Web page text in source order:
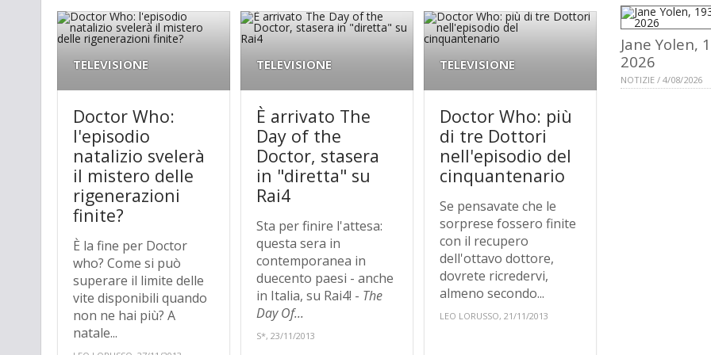
TELEVISIONE
Doctor Who:
l'episodio
natalizio svelerà
il mistero delle
rigenerazioni
finite?
È la fine per Doctor
who? Come si può
superare il limite delle
vite disponibili quando
non ne hai più? A
natale...
TELEVISIONE
È arrivato The
Day of the
Doctor, stasera
in "diretta" su
Rai4
Sta per finire l'attesa:
questa sera in
contemporanea in
duecento paesi - anche
in Italia, su Rai4! - The
Day Of...
S*, 23/11/2013
TELEVISIONE
Doctor Who: più
di tre Dottori
nell'episodio del
cinquantenario
Se pensavate che le
sorprese fossero finite
con il recupero
dell'ottavo dottore,
dovrete ricredervi,
almeno secondo...
LEO LORUSSO, 21/11/2013
Jane Yolen,
2026
NOTIZIE / 4/08/2026